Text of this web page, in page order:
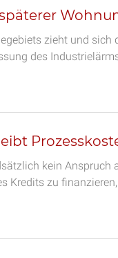
zieht und
des
kein Anspruch
Kredits zu